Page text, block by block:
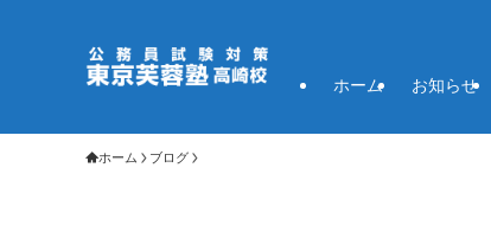
ホーム お知らせ
ホーム ブログ